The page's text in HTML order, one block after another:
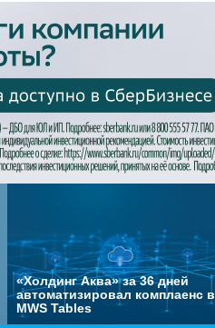
«Холдинг Аква» за 36 дней
автоматизировал комплаенс в
MWS Tables